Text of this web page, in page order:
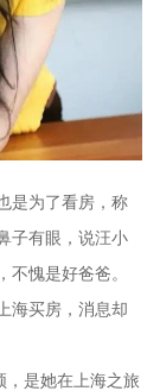
是为了看房，称
子有眼，说汪小
愧是好爸爸。
买房，消息却
是她在上海之旅